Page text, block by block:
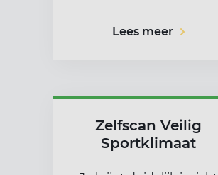
Lees meer
Zelfscan Veilig
Sportklimaat